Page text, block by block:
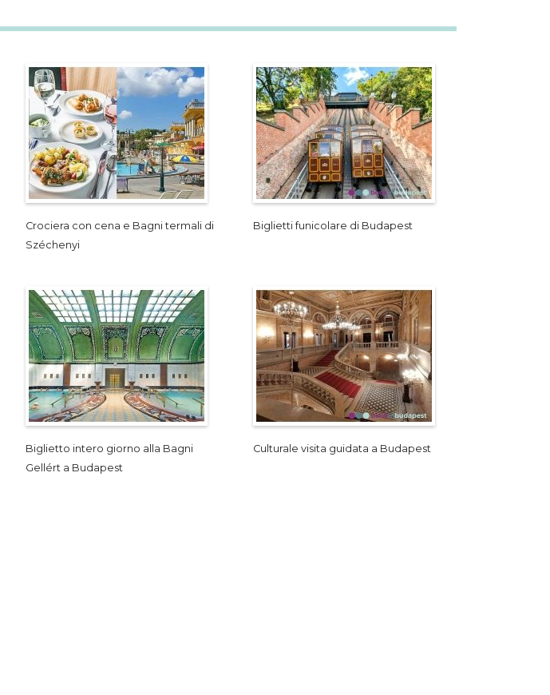
Crociera con cena e Bagni termali di
Széchenyi
Biglietti funicolare di Budapest
Biglietto intero giorno alla Bagni
Gellért a Budapest
Culturale visita guidata a Budapest